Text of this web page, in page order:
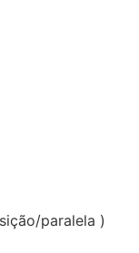
paralela )